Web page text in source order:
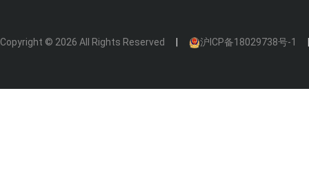
Copyright © 2026 All Rights Reserved 沪ICP备18029738号-1